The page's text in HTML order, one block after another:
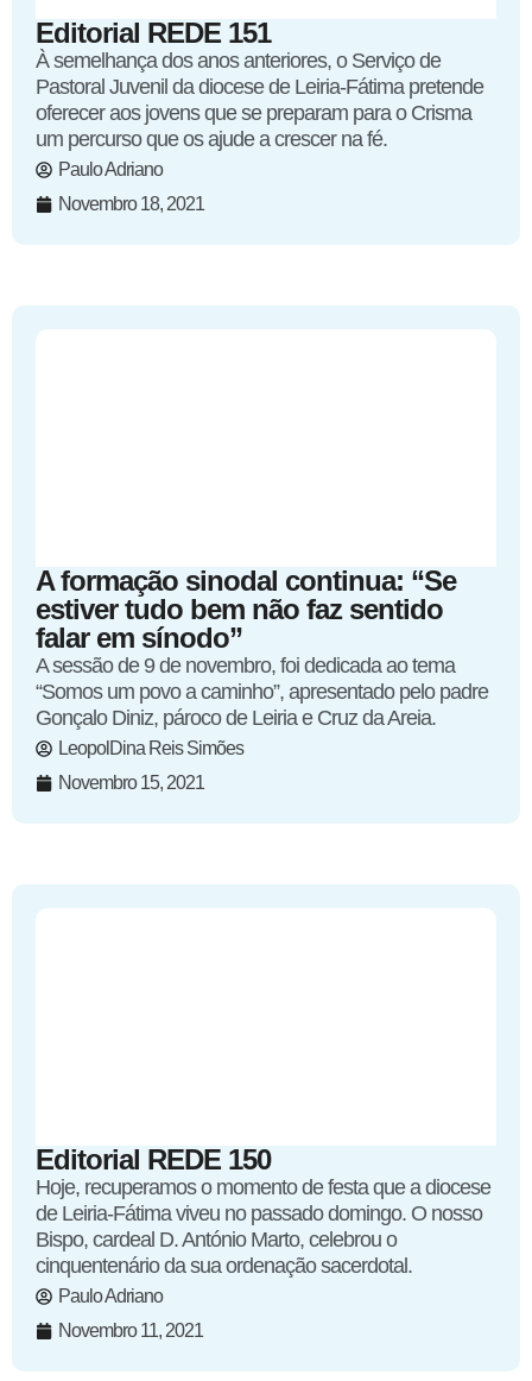
Editorial REDE 151
À semelhança dos anos anteriores, o Serviço de
Pastoral Juvenil da diocese de Leiria-Fátima pretende
oferecer aos jovens que se preparam para o Crisma
um percurso que os ajude a crescer na fé.
Paulo Adriano
Novembro 18, 2021
A formação sinodal continua: “Se
estiver tudo bem não faz sentido
falar em sínodo”
A sessão de 9 de novembro, foi dedicada ao tema
“Somos um povo a caminho”, apresentado pelo padre
Gonçalo Diniz, pároco de Leiria e Cruz da Areia.
LeopolDina Reis Simões
Novembro 15, 2021
Editorial REDE 150
Hoje, recuperamos o momento de festa que a diocese
de Leiria-Fátima viveu no passado domingo. O nosso
Bispo, cardeal D. António Marto, celebrou o
cinquentenário da sua ordenação sacerdotal.
Paulo Adriano
Novembro 11, 2021